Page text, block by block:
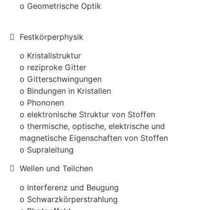
o Geometrische Optik
Festkörperphysik
o Kristallstruktur
o reziproke Gitter
o Gitterschwingungen
o Bindungen in Kristallen
o Phononen
o elektronische Struktur von Stoffen
o thermische, optische, elektrische und
magnetische Eigenschaften von Stoffen
o Supraleitung
Wellen und Teilchen
o Interferenz und Beugung
o Schwarzkörperstrahlung